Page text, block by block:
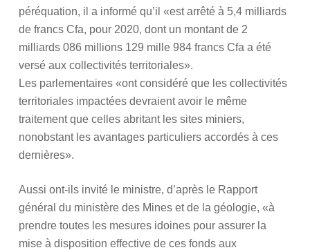
péréquation, il a informé qu’il «est arrêté à 5,4 milliards
de francs Cfa, pour 2020, dont un montant de 2
milliards 086 millions 129 mille 984 francs Cfa a été
versé aux collectivités territoriales».
Les parlementaires «ont considéré que les collectivités
territoriales impactées devraient avoir le même
traitement que celles abritant les sites miniers,
nonobstant les avantages particuliers accordés à ces
dernières».
Aussi ont-ils invité le ministre, d’après le Rapport
général du ministère des Mines et de la géologie, «à
prendre toutes les mesures idoines pour assurer la
mise à disposition effective de ces fonds aux